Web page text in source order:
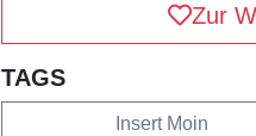
Zur
TAGS
Insert Moin